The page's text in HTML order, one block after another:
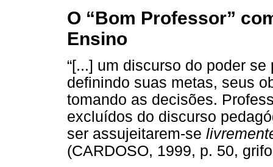
O “Bom Professor”
Ensino
“[...] um discurso do poder
definindo suas metas, seus
tomando as decisões.
excluídos do discurso
ser assujeitarem-se
(CARDOSO, 1999, p. 50,